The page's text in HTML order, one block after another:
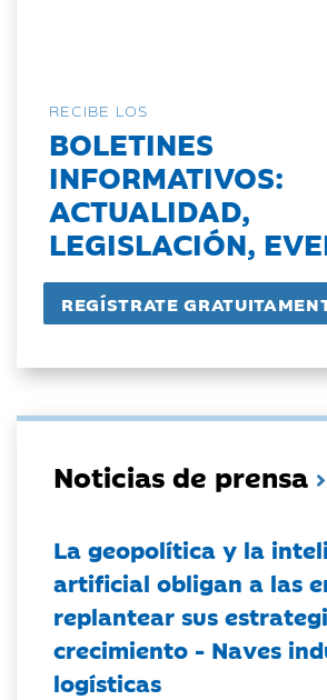
RECIBE LOS
BOLETINES
INFORMATIVOS:
ACTUALIDAD,
LEGISLACIÓN,
Noticias de prensa
La geopolítica y la
artificial obligan a las
replantear sus
crecimiento - Naves
logísticas